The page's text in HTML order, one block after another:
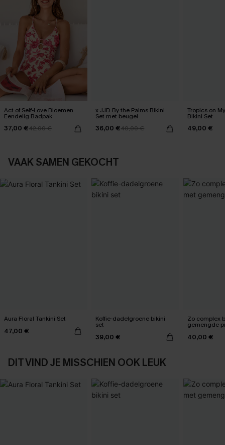
Act of Self-Love Bloemen
Eendelig Badpak
37,00 €42,00 €
x JJD By the Palms Bikini
Set met beugel
36,00 €40,00 €
Tropics on
Bikini Set
49,00 €
VAAK SAMEN GEKOCHT
Aura Floral Tankini Set
47,00 €
Koffie-dadelgroene bikini
set
39,00 €
Zo complex
gemengde
40,00 €
DIT VIND JE MISSCHIEN OOK LEUK